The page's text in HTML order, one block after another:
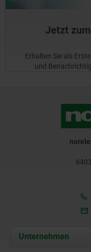
Jetzt
Erhalten Sie als
und
Unternehmen